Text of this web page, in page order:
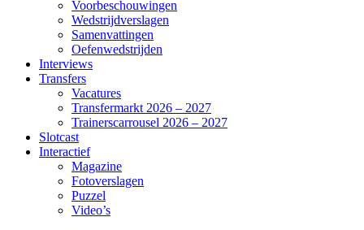
Voorbeschouwingen
Wedstrijdverslagen
Samenvattingen
Oefenwedstrijden
Interviews
Transfers
Vacatures
Transfermarkt 2026 – 2027
Trainerscarrousel 2026 – 2027
Slotcast
Interactief
Magazine
Fotoverslagen
Puzzel
Video’s